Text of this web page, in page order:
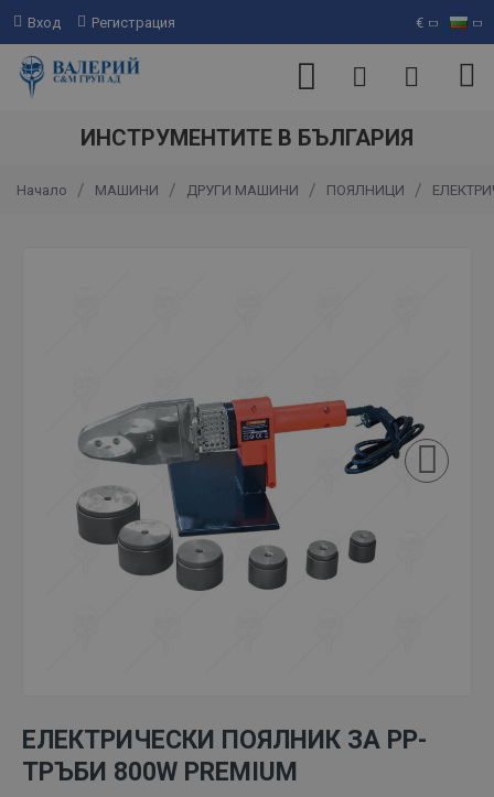
Вход Регистрация €
ИНСТРУМЕНТИТЕ В БЪЛГАРИЯ
Начало МАШИНИ ДРУГИ МАШИНИ ПОЯЛНИЦИ
ЕЛЕКТРИЧЕСКИ ПОЯЛНИК ЗА РР-
ТРЪБИ 800W PREMIUM